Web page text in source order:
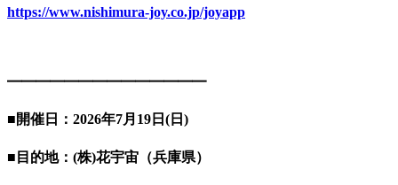
https://www.nishimura-joy.co.jp/joyapp
━━━━━━━━━━━━━━
■開催日：2026年7月19日(日)
■目的地：(株)花宇宙（兵庫県）